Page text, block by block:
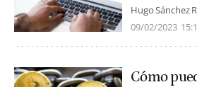
Hugo Sánchez
09/02/2023
Cómo